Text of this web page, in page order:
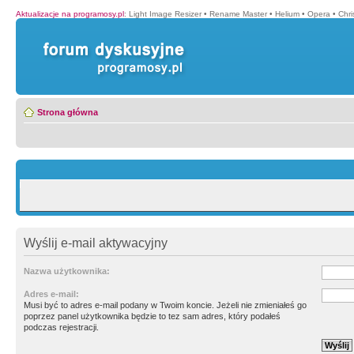
Aktualizacje na programosy.pl: Light Image Resizer • Rename Master • Helium • Opera •
Strona główna
Wyślij e-mail aktywacyjny
Nazwa użytkownika:
Adres e-mail:
Musi być to adres e-mail podany w Twoim koncie. Jeżeli nie zmieniałeś go
poprzez panel użytkownika będzie to tez sam adres, który podałeś
podczas rejestracji.